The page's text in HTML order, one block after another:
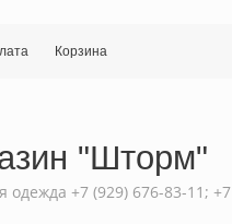
Корзина
"Шторм"
одежда +7 (929) 676-83-11;